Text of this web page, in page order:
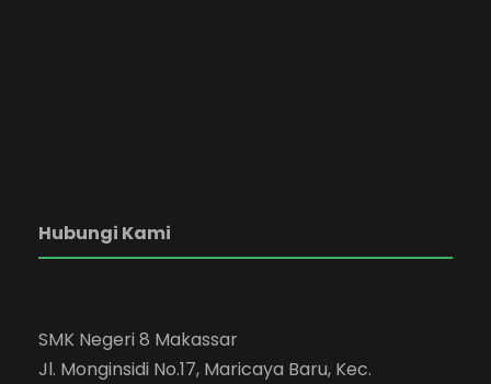
Hubungi Kami
SMK Negeri 8 Makassar
Jl. Monginsidi No.17, Maricaya Baru, Kec.